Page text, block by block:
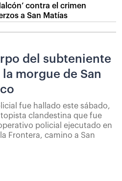
contra el crimen
a San Matías
del subteniente
la morgue de San
fue hallado este sábado,
clandestina que fue
policial ejecutado en
Frontera, camino a San